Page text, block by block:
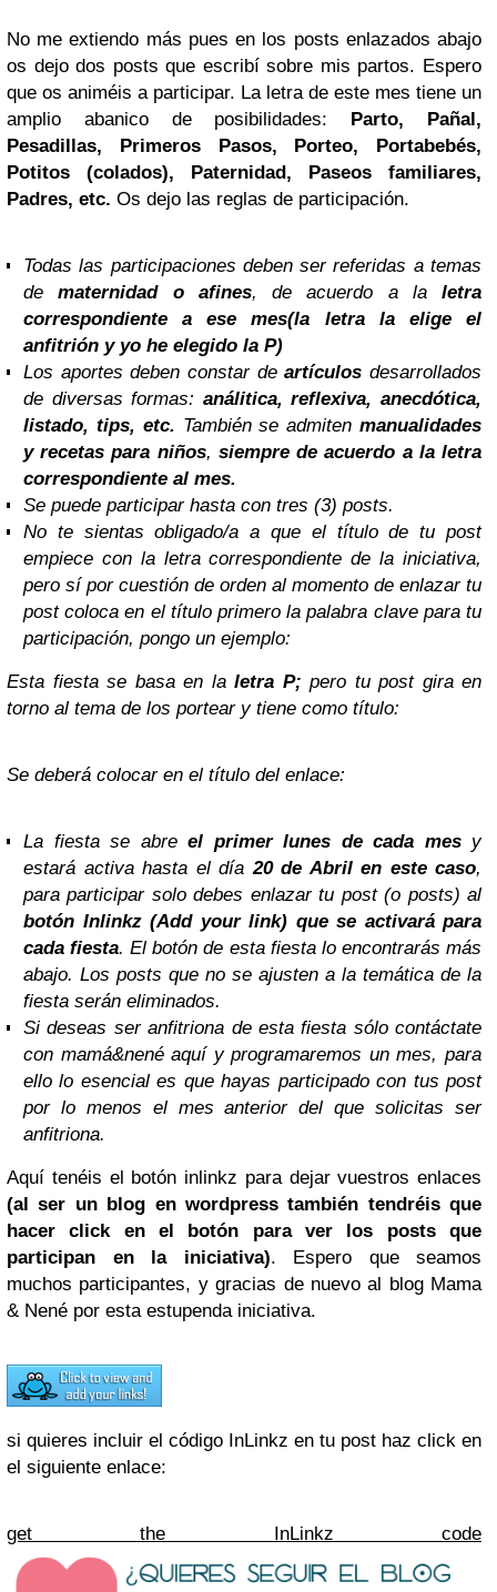
No me extiendo más pues en los posts enlazados abajo
os dejo dos posts que escribí sobre mis partos. Espero
que os animéis a participar. La letra de este mes tiene un
amplio abanico de posibilidades: Parto, Pañal,
Pesadillas, Primeros Pasos, Porteo, Portabebés,
Potitos (colados), Paternidad, Paseos familiares,
Padres, etc. Os dejo las reglas de participación.
Todas las participaciones deben ser referidas a temas
dematernidad o afines, de acuerdo a la letra
correspondiente a ese mes(la letra la elige el
anfitrión y yo he elegido la P)
Los aportes deben constar deartículosdesarrollados
de diversas formas: análitica, reflexiva, anecdótica,
listado, tips, etc. También se admiten manualidades
y recetas para niños, siempre de acuerdo a la letra
correspondiente al mes.
Se puede participar hasta con tres (3) posts.
No te sientas obligado/a a que el título de tu post
empiece con la letra correspondiente de la iniciativa,
pero sí por cuestión de orden al momento de enlazar tu
post coloca en el título primero la palabra clave para tu
participación, pongo un ejemplo:
Esta fiesta se basa en la letra P; pero tu post gira en
torno al tema de los portear y tiene como título:
Se deberá colocar en el título del enlace:
La fiesta se abre el primer lunes de cada mesy
estará activa hasta el día 20 de Abril en este caso,
para participar solo debes enlazar tu post (o posts) al
botón Inlinkz (Add your link) que se activará para
cada fiesta. El botón de esta fiesta lo encontrarás más
abajo. Los posts que no se ajusten a la temática de la
fiesta serán eliminados.
Si deseas ser anfitriona de esta fiesta sólo contáctate
con mamá&nené aquí y programaremos un mes, para
ello lo esencial es que hayas participado con tus post
por lo menos el mes anterior del que solicitas ser
anfitriona.
Aquí tenéis el botón inlinkz para dejar vuestros enlaces
(al ser un blog en wordpress también tendréis que
hacer click en el botón para ver los posts que
participan en la iniciativa). Espero que seamos
muchos participantes, y gracias de nuevo al blog Mama
& Nené por esta estupenda iniciativa.
si quieres incluir el código InLinkz en tu post haz click en
el siguiente enlace:
get the InLinkz code